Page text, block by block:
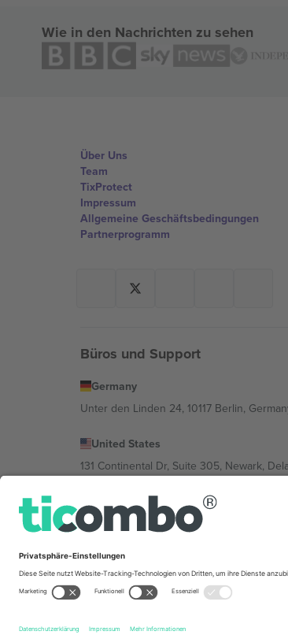
Wie in den Nachrichten zu sehen
Über Uns
Team
TixProtect
Impressum
Allgemeine Geschäftsbedingungen
Partnerprogramm
Büros und Support
Germany
Unter den Linden 24, 10117 Berlin,
United States
131 Continental Dr, Suite 305, Newark,
Bulgaria
Regus Sofia City West, bul Totleben 53-55,
Mexico
Av Chapultepec 360, Roma Norte,
im Impressum und in den Allgemeinen